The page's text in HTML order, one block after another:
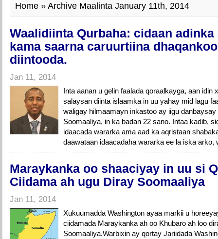
Home » Archive Maalinta January 11th, 2014
Waalidiinta Qurbaha: cidaan
kama saarna caruurtiina
diintooda.
Jan 11, 2014
Inta aanan u gelin faalada qoraalkayga, aan idin
salaysan diinta islaamka in uu yahay mid lagu
waligay hilmaamayn inkastoo ay iigu
Soomaaliya, in ka badan 22 sano. Intaa kadib,
idaacada wararka ama aad ka aqristaan
daawataan idaacadaha wararka ee la iska arko,
Maraykanka oo shaaciyay in uu si
Ciidama ah ugu Diray Soomaaliya
Jan 11, 2014
Xukuumadda Washington ayaa markii u
ciidamada Maraykanka ah oo Khubaro ah loo
Soomaaliya.Warbixin ay qortay Jariidada